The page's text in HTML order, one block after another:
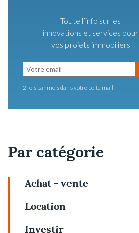
Toute l’info sur les
innovations et services pour
vos projets immobiliers
2 fois par mois dans votre boite mail
Par catégorie
Achat - vente
Location
Investir